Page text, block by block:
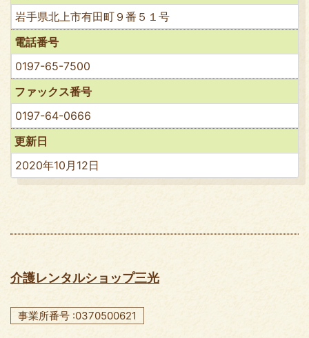
岩手県北上市有田町９番５１号
電話番号
0197-65-7500
ファックス番号
0197-64-0666
更新日
2020年10月12日
介護レンタルショップ三光
事業所番号 :0370500621